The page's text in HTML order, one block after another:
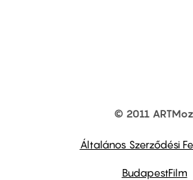
© 2011
Általános Szerződési
BudapestFilm